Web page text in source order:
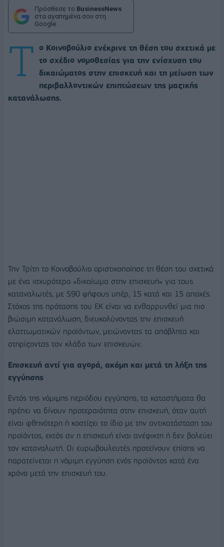
Πρόσθεσε το BusinessNews
στα αγαπημένα σου στη
Google
Τ
ο Κοινοβούλιο ενέκρινε τη θέση του σχετικά με
το σχέδιο νομοθεσίας για την ενίσχυση του
δικαιώματος στην επισκευή και τη μείωση των
περιβαλλοντικών επιπτώσεων της μαζικής
κατανάλωσης.
Την Τρίτη το Κοινοβούλιο οριστικοποίησε τη θέση του σχετικά
με ένα ισχυρότερο «δικαίωμα στην επισκευή» για τους
καταναλωτές, με 590 ψήφους υπέρ, 15 κατά και 15 αποχές.
Στόχος της πρότασης του ΕΚ είναι να ενθαρρυνθεί μια πιο
βιώσιμη κατανάλωση, διευκολύνοντας την επισκευή
ελαττωματικών προϊόντων, μειώνοντας τα απόβλητα και
στηρίζοντας τον κλάδο των επισκευών.
Επισκευή αντί για αγορά, ακόμη και μετά τη λήξη της
εγγύησης
Εντός της νόμιμης περιόδου εγγύησης, τα καταστήματα θα
πρέπει να δίνουν προτεραιότητα στην επισκευή, όταν αυτή
είναι φθηνότερη ή κοστίζει το ίδιο με την αντικατάσταση του
προϊόντος, εκτός αν η επισκευή είναι ανέφικτη ή δεν βολεύει
τον καταναλωτή. Οι ευρωβουλευτές προτείνουν επίσης να
παρατείνεται η νόμιμη εγγύηση ενός προϊόντος κατά ένα
χρόνο μετά την επισκευή του.